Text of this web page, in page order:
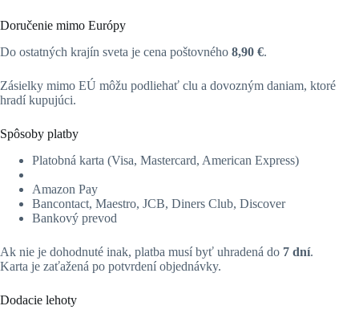
Doručenie mimo Európy
Do ostatných krajín sveta je cena poštovného 8,90 €.
Zásielky mimo EÚ môžu podliehať clu a dovozným daniam, ktoré
hradí kupujúci.
Spôsoby platby
Platobná karta (Visa, Mastercard, American Express)
Amazon Pay
Bancontact, Maestro, JCB, Diners Club, Discover
Bankový prevod
Ak nie je dohodnuté inak, platba musí byť uhradená do 7 dní.
Karta je zaťažená po potvrdení objednávky.
Dodacie lehoty